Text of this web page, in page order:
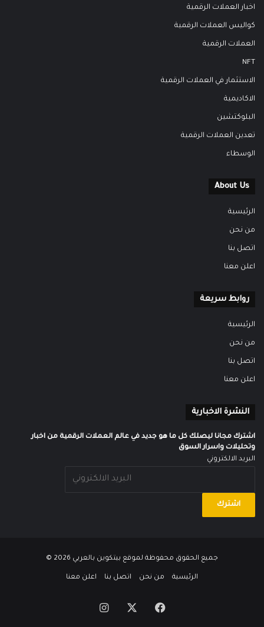
اخبار العملات الرقمية
كواليس العملات الرقمية
العملات الرقمية
NFT
الاستثمار في العملات الرقمية
الاكاديمية
البلوكتشين
تعدين العملات الرقمية
الوسطاء
About Us
الرئيسية
من نحن
اتصل بنا
اعلن معنا
روابط سريعة
الرئيسية
من نحن
اتصل بنا
اعلن معنا
النشرة الاخبارية
اشترك مجانا ليصلك كل ما هو جديد في عالم العملات الرقمية من اخبار
وتحليلات واسرار السوق
البريد الالكتروني
جميع الحقوق محفوظة لموقع بيتكوين بالعربي
الرئيسية من نحن اتصل بنا اعلن معنا
فيسبوك انستقرام